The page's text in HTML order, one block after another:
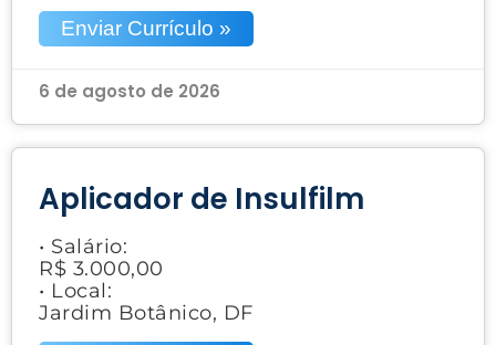
Enviar Currículo »
6 de agosto de 2026
Aplicador de Insulfilm
• Salário:
R$ 3.000,00
• Local:
Jardim Botânico, DF